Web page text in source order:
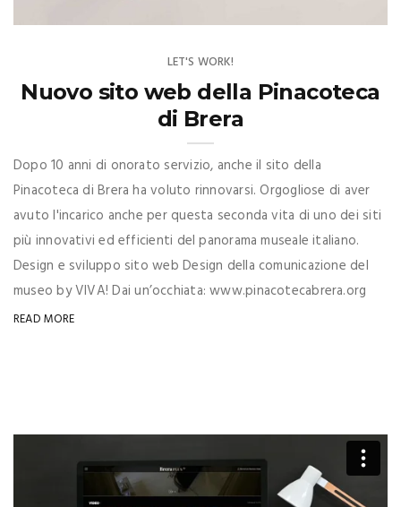
LET'S WORK!
Nuovo sito web della Pinacoteca
di Brera
Dopo 10 anni di onorato servizio, anche il sito della
Pinacoteca di Brera ha voluto rinnovarsi. Orgogliose di aver
avuto l'incarico anche per questa seconda vita di uno dei siti
più innovativi ed efficienti del panorama museale italiano.
Design e sviluppo sito web Design della comunicazione del
museo by VIVA! Dai un’occhiata: www.pinacotecabrera.org
READ MORE